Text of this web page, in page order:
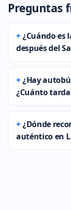
Preguntas
¿Cuándo es
después del
¿Hay
¿Cuánto
¿Dónde
auténtico en